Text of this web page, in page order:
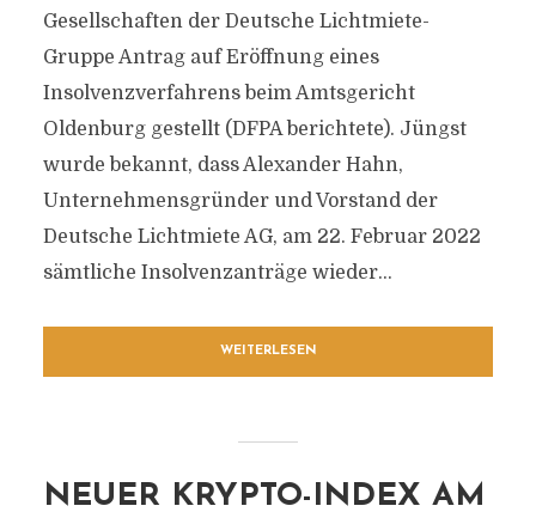
Gesellschaften der Deutsche Lichtmiete-
Gruppe Antrag auf Eröffnung eines
Insolvenzverfahrens beim Amtsgericht
Oldenburg gestellt (DFPA berichtete). Jüngst
wurde bekannt, dass Alexander Hahn,
Unternehmensgründer und Vorstand der
Deutsche Lichtmiete AG, am 22. Februar 2022
sämtliche Insolvenzanträge wieder...
WEITERLESEN
NEUER KRYPTO-INDEX AM